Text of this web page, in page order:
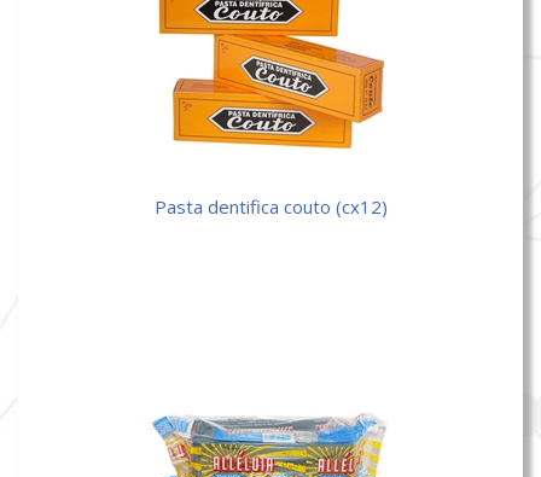
pasta dentifica couto (cx12)